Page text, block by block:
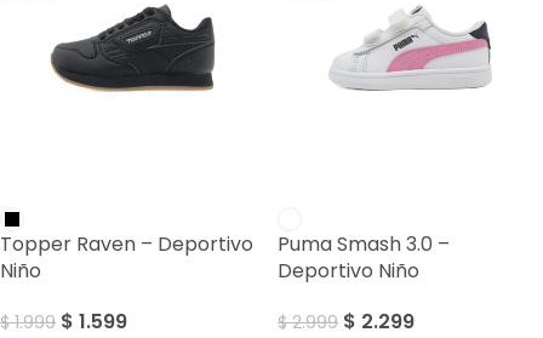
Topper Raven – Deportivo
Niño
$1.999 $ 1.599
Puma Smash 3.0 –
Deportivo Niño
$2.999 $ 2.299